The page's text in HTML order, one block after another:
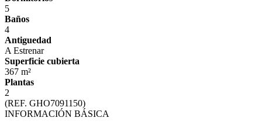
5
Baños
4
Antiguedad
A Estrenar
Superficie cubierta
367 m²
Plantas
2
(REF. GHO7091150)
INFORMACIÓN BÁSICA